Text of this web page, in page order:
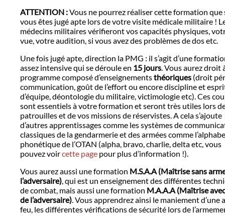
ATTENTION :Vous ne pourrez réaliser cette formation que
vous êtes jugé apte lors de votre visite médicale militaire !
médecins militaires vérifieront vos capacités physiques,
vue, votre audition, si vous avez des problèmes de dos etc.
Une fois jugé apte, direction la PMG : il s’agit d’une
assez intensive qui se déroule en 15 jours. Vous aurez droit
programme composé d’enseignementsthéoriques (droit
communication, goût de l’effort ou encore discipline et
d’équipe, déontologie du militaire, victimologie etc). Ces
sont essentiels à votre formation et seront très utiles lors
patrouilles et de vos missions de réservistes. A cela s’ajoute
d’autres apprentissages comme les systèmes de
classiques de la gendarmerie et des armées comme
phonétique de l’OTAN (alpha, bravo, charlie, delta etc, vous
pouvez voircette page pour plus d’information !).
Vous aurez aussi une formation M.S.A.A (Maîtrise sans
l’adversaire), qui est un enseignement des différentes
de combat, mais aussi une formation M.A.A.A (Maîtrise
de l’adversaire). Vous apprendrez ainsi le maniement d’une
feu, les différentes vérifications de sécurité lors de